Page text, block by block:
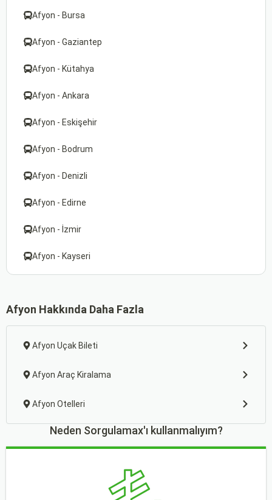
Afyon - Bursa
Afyon - Gaziantep
Afyon - Kütahya
Afyon - Ankara
Afyon - Eskişehir
Afyon - Bodrum
Afyon - Denizli
Afyon - Edirne
Afyon - İzmir
Afyon - Kayseri
Afyon Hakkında Daha Fazla
Afyon Uçak Bileti
Afyon Araç Kiralama
Afyon Otelleri
Neden Sorgulamax'ı kullanmalıyım?